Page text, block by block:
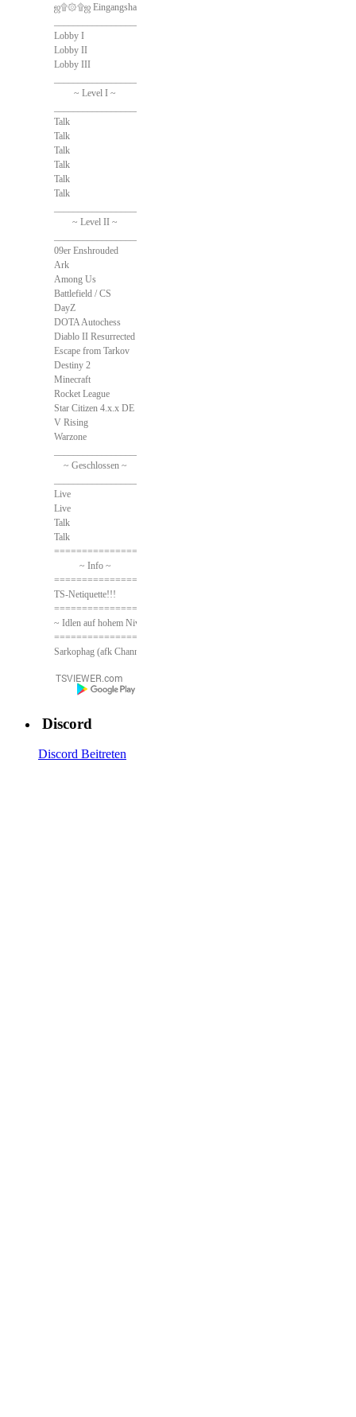
ஜ۩۞۩ஜ Eingangshalle ஜ۩۞۩ஜ
Lobby I
Lobby II
Lobby III
~ Level I ~
Talk
Talk
Talk
Talk
Talk
Talk
~ Level II ~
09er Enshrouded
Ark
Among Us
Battlefield / CS
DayZ
DOTA Autochess
Diablo II Resurrected
Escape from Tarkov
Destiny 2
Minecraft
Rocket League
Star Citizen 4.x.x DE
V Rising
Warzone
~ Geschlossen ~
Live
Live
Talk
Talk
==============================
~ Info ~
==============================
TS-Netiquette!!!
==============================
~ Idlen auf hohem Niveau ~
==============================
Sarkophag (afk Channel)
Discord
Discord Beitreten